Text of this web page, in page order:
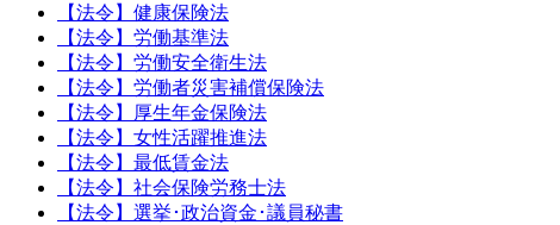
【法令】健康保険法
【法令】労働基準法
【法令】労働安全衛生法
【法令】労働者災害補償保険法
【法令】厚生年金保険法
【法令】女性活躍推進法
【法令】最低賃金法
【法令】社会保険労務士法
【法令】選挙･政治資金･議員秘書